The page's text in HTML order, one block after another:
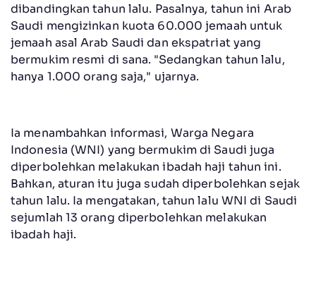
dibandingkan tahun lalu. Pasalnya, tahun ini Arab
Saudi mengizinkan kuota 60.000 jemaah untuk
jemaah asal Arab Saudi dan ekspatriat yang
bermukim resmi di sana. "Sedangkan tahun lalu,
hanya 1.000 orang saja," ujarnya.
Ia menambahkan informasi, Warga Negara
Indonesia (WNI) yang bermukim di Saudi juga
diperbolehkan melakukan ibadah haji tahun ini.
Bahkan, aturan itu juga sudah diperbolehkan sejak
tahun lalu. Ia mengatakan, tahun lalu WNI di Saudi
sejumlah 13 orang diperbolehkan melakukan
ibadah haji.